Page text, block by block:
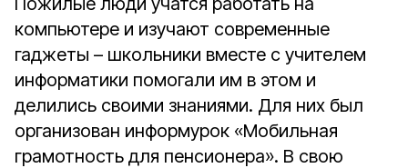
компьютере и изучают современные
гаджеты – школьники вместе с учителем
информатики помогали им в этом и
делились своими знаниями. Для них был
организован информурок «Мобильная
грамотность для пенсионера». В свою